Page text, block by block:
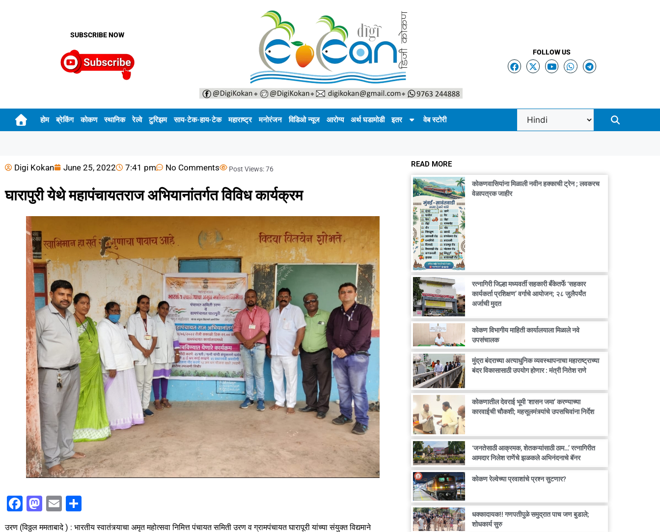
SUBSCRIBE NOW
FOLLOW US
होम ब्रेकिंग कोकण स्थानिक रेल्वे टुरिझम साय-टेक-हाय-टेक महाराष्ट्र मनोरंजन विडिओ न्यूज आरोग्य अर्थ घडामोडी इतर वेब स्टोरी
Digi Kokan June 25, 2022 7:41 pm No Comments Post Views:76
घारापुरी येथे महापंचायतराज अभियानांतर्गत विविध कार्यक्रम
F
a
M E
m
h
उरण (विठ्ठल ममताबादे ) : भारतीय स्वातंत्र्याचा अमृत महोत्सवा निमित्त पंचायत समिती उरण व ग्रामपंचायत घारापूरी यांच्या संयुक्त विद्यमाने
READ MORE
कोकणवासियांना मिळाली नवीन हक्काची ट्रेन ; लवकरच
वेळापत्रक जाहीर
रत्नागिरी जिल्हा मध्यवर्ती सहकारी बँकेतर्फे ‘सहकार
कार्यकर्ता प्रशिक्षण’ वर्गाचे आयोजन; २८ जुलैपर्यंत
अर्जाची मुदत
कोकण विभागीय माहिती कार्यालयाला मिळाले नवे
उपसंचालक
मुंद्रा बंदराच्या अत्याधुनिक व्यवस्थापनाचा महाराष्ट्राच्या
बंदर विकासासाठी उपयोग होणार : मंत्री नितेश राणे
कोकणातील देवराई भूमी ‘शासन जमा’ करण्याच्या
कारवाईची चौकशी; महसूलमंत्र्यांचे उपसचिवांना निर्देश
‘जनतेसाठी आक्रमक, शेतकऱ्यांसाठी ठाम…’ रत्नागिरीत
आमदार निलेश राणेंचे झळकले अभिनंदनाचे बॅनर
कोकण रेल्वेच्या प्रवाशांचे प्रश्न सुटणार?
धक्कादायक!! गणपतीपुळे समुद्रात पाच जण बुडाले;
शोधकार्य सुरु